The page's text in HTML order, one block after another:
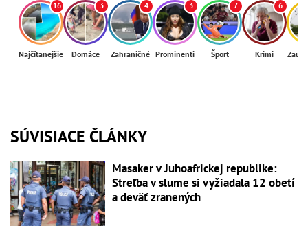
16
Najčítanejšie
3
Domáce
4
Zahraničné
3
Prominenti
7
Šport
6
Krimi
SÚVISIACE ČLÁNKY
Masaker v Juhoafrickej republike:
Streľba v slume si vyžiadala 12 obetí
a deväť zranených